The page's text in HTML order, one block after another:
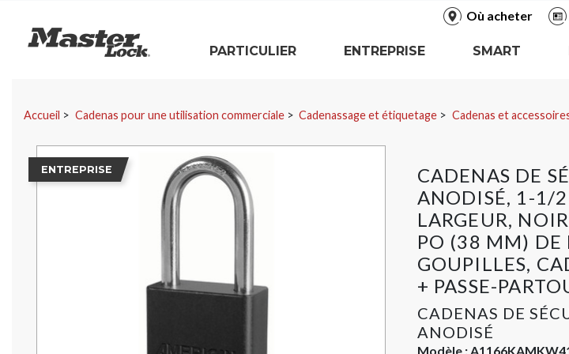
Où acheter
Master Lock
PARTICULIER
ENTREPRISE
SMART
Accueil Cadenas pour une utilisation commerciale Cadenassage et étiquetage Cadenas et
CADENAS DE
ANODISÉ, 1-1/
LARGEUR,
PO (38 MM) DE
GOUPILLES,
+ PASSE-
CADENAS DE
ANODISÉ
Modèle :
ENTREPRISE